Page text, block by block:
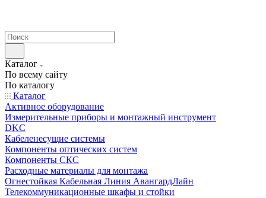
Каталог
По всему сайту
По каталогу
Каталог
Активное оборудование
Измерительные приборы и монтажный инструмент
DKC
Кабеленесущие системы
Компоненты оптических систем
Компоненты СКС
Расходные материалы для монтажа
Огнестойкая Кабельная Линия АвангардЛайн
Телекоммуникационные шкафы и стойки